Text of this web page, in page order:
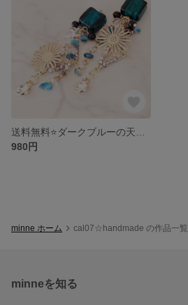
980円
minne ホーム cal07☆handmade の作品一覧
minneを知る